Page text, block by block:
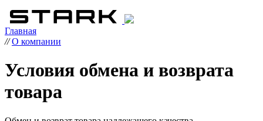
Главная
// О компании
Условия обмена и возврата
товара